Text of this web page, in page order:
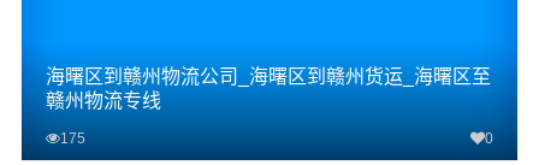
海曙区到赣州物流公司_海曙区到赣州货运_海曙区至
赣州物流专线
175 0